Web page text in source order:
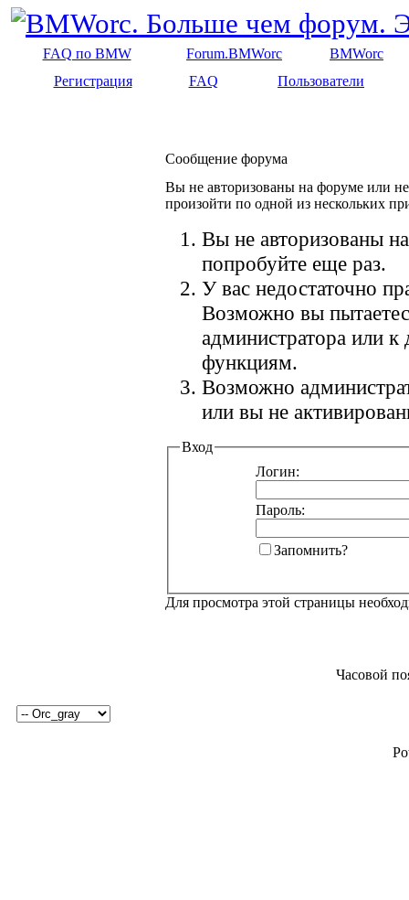
FAQ по BMW Forum.BMWorc
BMWorc
Регистрация
FAQ Пользователи
Сообщение форума
Вы не авторизованы на форуме или
произойти по одной из нескольких
Вы не авторизованы
попробуйте еще раз.
У вас недостаточно
Возможно вы
администратора или
функциям.
Возможно
или вы не
Вход
Логин:
Пароль:
Запомнить?
Для просмотра этой страницы
Часовой